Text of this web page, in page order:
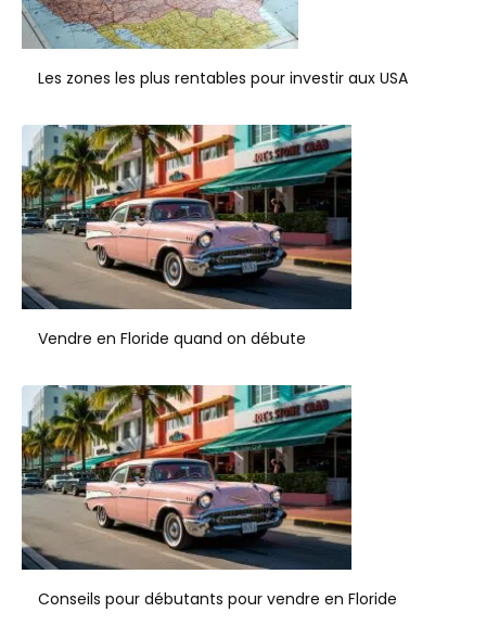
Les zones les plus rentables pour investir aux USA
Vendre en Floride quand on débute
Conseils pour débutants pour vendre en Floride